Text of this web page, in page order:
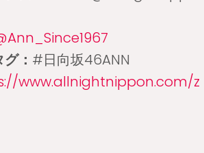
： #日向坂46ANN
www.allnightnippon.com/z